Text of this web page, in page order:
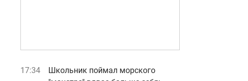
17:34
Школьник поймал морского